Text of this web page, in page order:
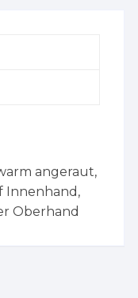
angeraut,
Innenhand,
Oberhand